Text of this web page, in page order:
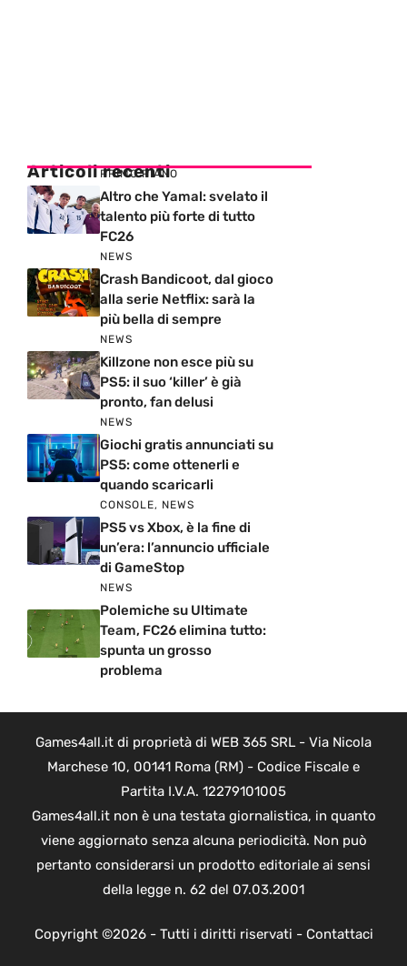
Articoli recenti
PRIMO PIANO
Altro che Yamal: svelato il
talento più forte di tutto
FC26
NEWS
Crash Bandicoot, dal gioco
alla serie Netflix: sarà la
più bella di sempre
NEWS
Killzone non esce più su
PS5: il suo ‘killer’ è già
pronto, fan delusi
NEWS
Giochi gratis annunciati su
PS5: come ottenerli e
quando scaricarli
CONSOLE, NEWS
PS5 vs Xbox, è la fine di
un’era: l’annuncio ufficiale
di GameStop
NEWS
Polemiche su Ultimate
Team, FC26 elimina tutto:
spunta un grosso
problema
Games4all.it di proprietà di WEB 365 SRL - Via Nicola
Marchese 10, 00141 Roma (RM) - Codice Fiscale e
Partita I.V.A. 12279101005
Games4all.it non è una testata giornalistica, in quanto
viene aggiornato senza alcuna periodicità. Non può
pertanto considerarsi un prodotto editoriale ai sensi
della legge n. 62 del 07.03.2001
Copyright ©2026 - Tutti i diritti riservati - Contattaci